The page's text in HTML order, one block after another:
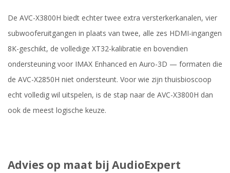
De AVC-X3800H biedt echter twee extra versterkerkanalen, vier
subwooferuitgangen in plaats van twee, alle zes HDMI-ingangen
8K-geschikt, de volledige XT32-kalibratie en bovendien
ondersteuning voor IMAX Enhanced en Auro-3D — formaten die
de AVC-X2850H niet ondersteunt. Voor wie zijn thuisbioscoop
echt volledig wil uitspelen, is de stap naar de AVC-X3800H dan
ook de meest logische keuze.
Advies op maat bij AudioExpert